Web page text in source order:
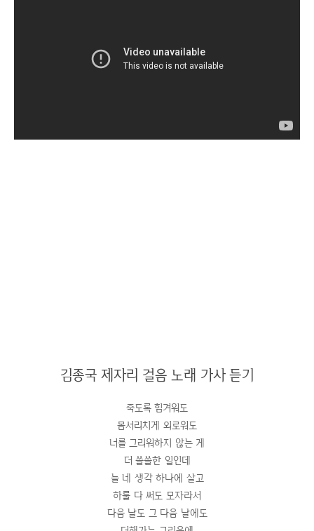
김종국 제자리 걸음 노래 가사 듣기
죽도록 힘겨워도
몸서리치게 외로워도
너를 그리워하지 않는 게
더 쓸쓸한 일인데
늘 네 생각 하나에 살고
하룰 다 써도 모자라서
다음 날도 그 다음 날에도